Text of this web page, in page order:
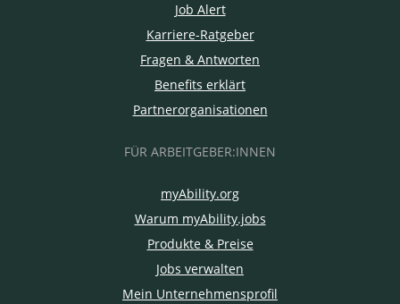
Job Alert
Karriere-Ratgeber
Fragen & Antworten
Benefits erklärt
Partnerorganisationen
FÜR ARBEITGEBER:INNEN
myAbility.org
Warum myAbility.jobs
Produkte & Preise
Jobs verwalten
Mein Unternehmensprofil